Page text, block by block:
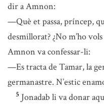
dir a Amnon:
—Què et passa, príncep,
desmillorat? ¿No m’ho
Amnon va confessar-li:
—Es tracta de Tamar, la
germanastre. N’estic
5 Jonadab li va donar